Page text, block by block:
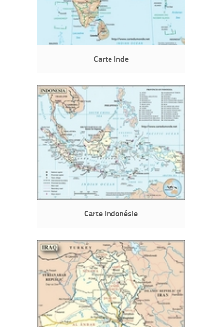
Carte Inde
Carte Indonésie